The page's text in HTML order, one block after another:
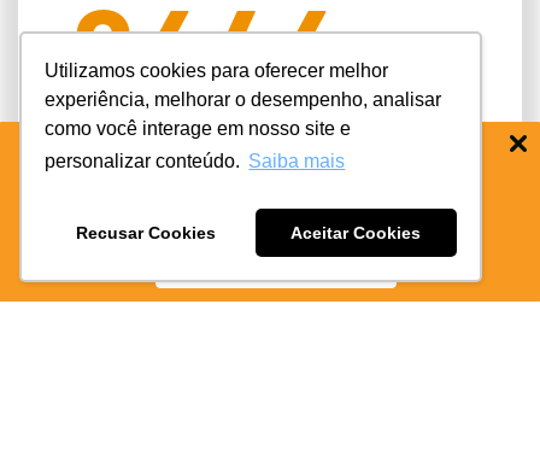
BAIXE O APP COIFE ODONTO:
BAIXE AGORA
Utilizamos cookies para oferecer melhor
experiência, melhorar o desempenho, analisar
como você interage em nosso site e
personalizar conteúdo. Saiba mais
Recusar Cookies Aceitar Cookies
2646